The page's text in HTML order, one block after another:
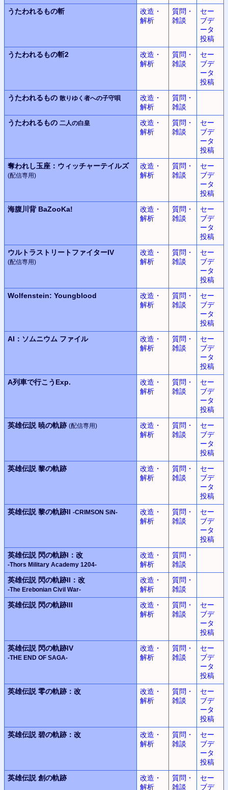
うたわれるもの斬
改造・
解析
質問・
雑談
セー
ブデ
ータ
投稿
うたわれるもの斬2
改造・
解析
質問・
雑談
セー
ブデ
ータ
投稿
うたわれるもの 散りゆく者への子守唄
改造・
解析
質問・
雑談
うたわれるもの 二人の白皇
改造・
解析
質問・
雑談
セー
ブデ
ータ
投稿
奪われし玉座： ウィッチャーテイルズ
(配信専用)
改造・
解析
質問・
雑談
セー
ブデ
ータ
投稿
海腹川背 BaZooKa!
改造・
解析
質問・
雑談
セー
ブデ
ータ
投稿
ウルトラストリートファイターIV
(配信専用)
改造・
解析
質問・
雑談
セー
ブデ
ータ
投稿
Wolfenstein: Youngblood
改造・
解析
質問・
雑談
セー
ブデ
ータ
投稿
AI： ソムニウム ファイル
改造・
解析
質問・
雑談
セー
ブデ
ータ
投稿
A列車で行こうExp.
改造・
解析
質問・
雑談
セー
ブデ
ータ
投稿
英雄伝説 暁の軌跡 (配信専用)
改造・
解析
質問・
雑談
セー
ブデ
ータ
投稿
英雄伝説 黎の軌跡
改造・
解析
質問・
雑談
セー
ブデ
ータ
投稿
英雄伝説 黎の軌跡II -CRIMSON SiN-
改造・
解析
質問・
雑談
セー
ブデ
ータ
投稿
英雄伝説 閃の軌跡I：改
-Thors Military Academy 1204-
改造・
解析
質問・
雑談
英雄伝説 閃の軌跡II：改
-The Erebonian Civil War-
改造・
解析
質問・
雑談
英雄伝説 閃の軌跡III
改造・
解析
質問・
雑談
セー
ブデ
ータ
投稿
英雄伝説 閃の軌跡IV
-THE END OF SAGA-
改造・
解析
質問・
雑談
セー
ブデ
ータ
投稿
英雄伝説 零の軌跡：改
改造・
解析
質問・
雑談
セー
ブデ
ータ
投稿
英雄伝説 碧の軌跡：改
改造・
解析
質問・
雑談
セー
ブデ
ータ
投稿
英雄伝説 創の軌跡
改造・
解析
質問・
雑談
セー
ブデ